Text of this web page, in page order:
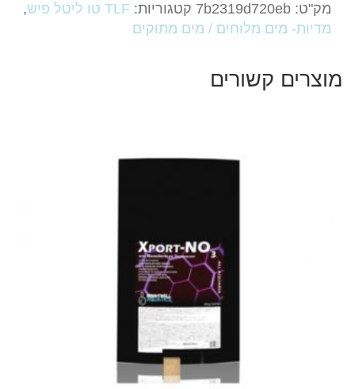
מק"ט: 7b2319d720eb קטגוריות: TLF טו ליטל פיש
,
מדיות- מים מלוחים / מים מתוקים
מוצרים קשורים